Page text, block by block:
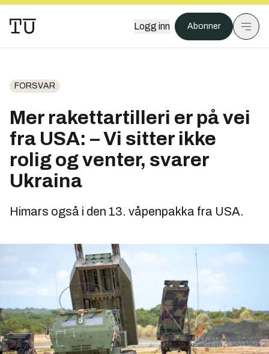
Logg inn Abonner
FORSVAR
Mer rakettartilleri er på vei
fra USA: – Vi sitter ikke
rolig og venter, svarer
Ukraina
Himars også i den 13. våpenpakka fra USA.